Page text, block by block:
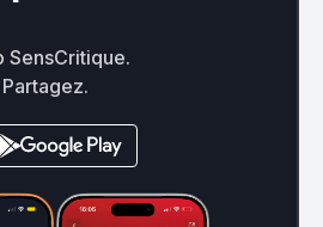
SensCritique.